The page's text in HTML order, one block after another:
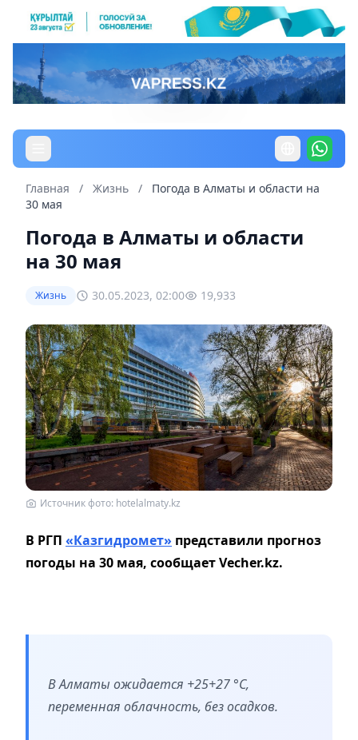
Главная / Жизнь /
Погода в Алматы и области на
30 мая
Погода в Алматы и области
на 30 мая
Жизнь 30.05.2023, 02:00 19,933
Источник фото: hotelalmaty.kz
В РГП «Казгидромет» представили прогноз
погоды на 30 мая, сообщает Vecher.kz.
В Алматы ожидается +25+27 °C,
переменная облачность, без осадков.